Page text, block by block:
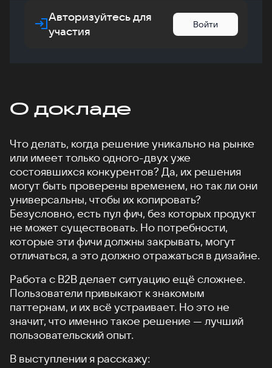
Авторизуйтесь для
участия
Войти
О докладе
Что делать, когда решение уникально на рынке
или имеет только одного-двух уже
состоявшихся конкурентов? Да, их решения
могут быть проверены временем, но так ли они
универсальны, чтобы их копировать?
Безусловно, есть пул фич, без которых продукт
не может существовать. Но потребности,
которые эти фичи должны закрывать, могут
отличаться, а это должно отражаться в дизайне.
Работа с B2B делает ситуацию ещё сложнее.
Пользователи привыкают к знакомым
паттернам, и их всё устраивает. Но это не
значит, что именно такое решение — лучший
пользовательский опыт.
В выступлении я расскажу: